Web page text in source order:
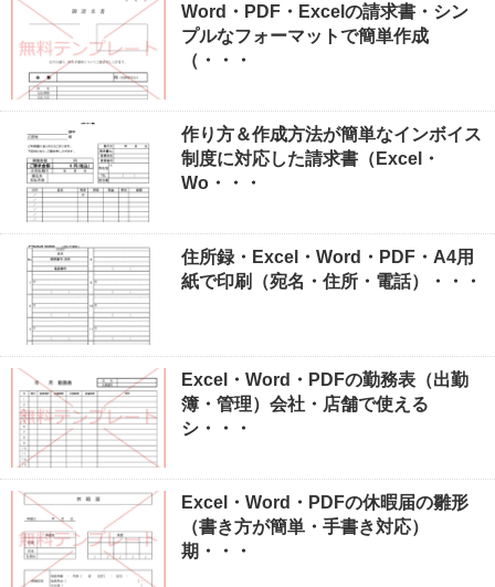
Word・PDF・Excelの請求書・シン
プルなフォーマットで簡単作成
（・・・
作り方＆作成方法が簡単なインボイス
制度に対応した請求書（Excel・
Wo・・・
住所録・Excel・Word・PDF・A4用
紙で印刷（宛名・住所・電話）・・・
Excel・Word・PDFの勤務表（出勤
簿・管理）会社・店舗で使える
シ・・・
Excel・Word・PDFの休暇届の雛形
（書き方が簡単・手書き対応）
期・・・